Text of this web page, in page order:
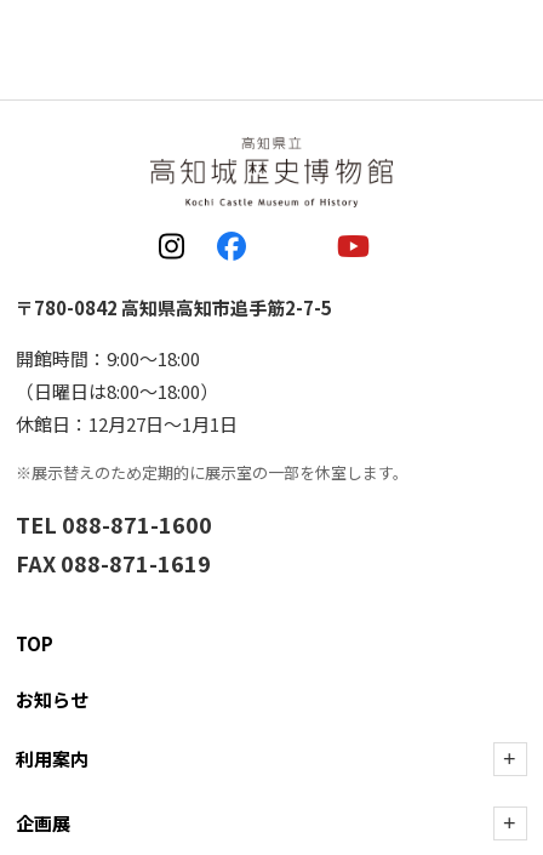
〒780-0842 高知県高知市追手筋2-7-5
開館時間：9:00〜18:00
（日曜日は8:00〜18:00）
休館日：12月27日〜1月1日
※展示替えのため定期的に展示室の一部を休室します。
TEL 088-871-1600
FAX 088-871-1619
TOP
お知らせ
利用案内 +
企画展 +